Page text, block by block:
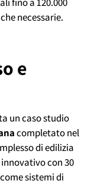
necessarie.
e
un caso studio
completato nel
di edilizia
con 30
sistemi di